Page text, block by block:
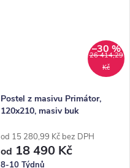
26 414,29
Kč
–30 %
Postel z masivu Primátor,
120x210, masiv buk
od 15 280,99 Kč bez DPH
od 18 490 Kč
8-10 Týdnů